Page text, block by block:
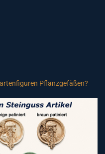
Pflanzgefäßen?